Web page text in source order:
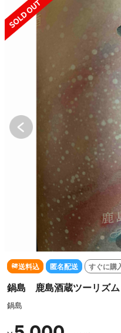
送料込 匿名配送 すぐに購
鍋島 鹿島酒蔵ツーリズ
鍋島